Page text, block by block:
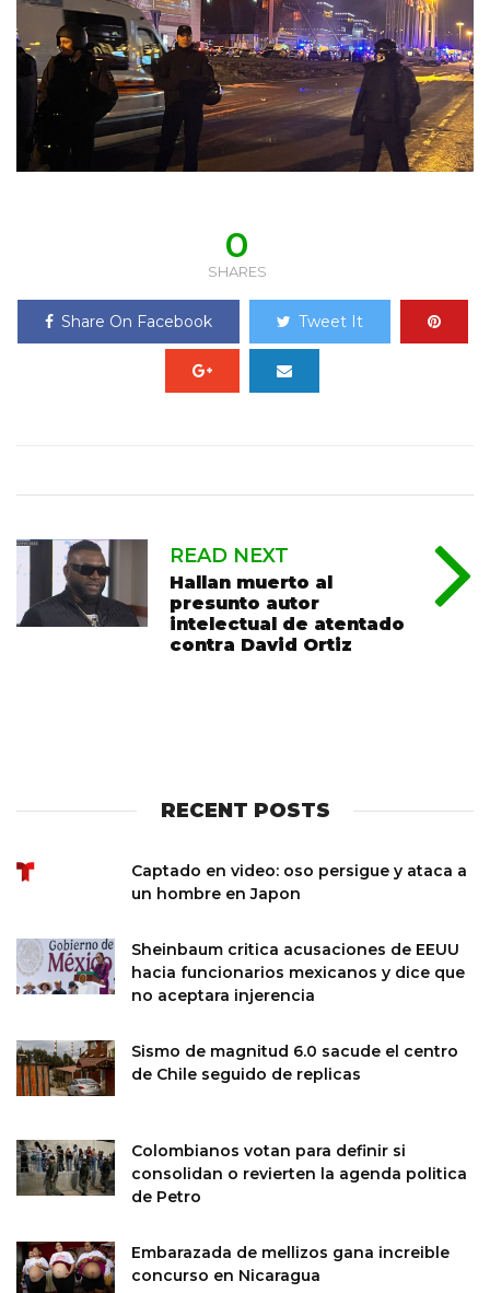
0
SHARES
Share On Facebook Tweet It
READ NEXT
Hallan muerto al
presunto autor
intelectual de atentado
contra David Ortiz
RECENT POSTS
Captado en video: oso persigue y ataca a
un hombre en Japon
Sheinbaum critica acusaciones de EEUU
hacia funcionarios mexicanos y dice que
no aceptara injerencia
Sismo de magnitud 6.0 sacude el centro
de Chile seguido de replicas
Colombianos votan para definir si
consolidan o revierten la agenda politica
de Petro
Embarazada de mellizos gana increible
concurso en Nicaragua